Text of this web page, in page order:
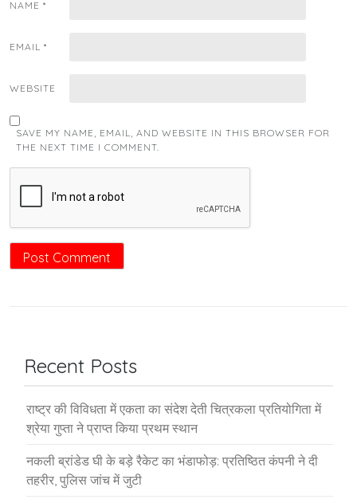
NAME *
EMAIL *
WEBSITE
SAVE MY NAME, EMAIL, AND WEBSITE IN THIS BROWSER FOR
THE NEXT TIME I COMMENT.
Recent Posts
राष्ट्र की विविधता में एकता का संदेश देती चित्रकला प्रतियोगिता में
श्रेया गुप्ता ने प्राप्त किया प्रथम स्थान
नकली ब्रांडेड घी के बड़े रैकेट का भंडाफोड़: प्रतिष्ठित कंपनी ने दी
तहरीर, पुलिस जांच में जुटी